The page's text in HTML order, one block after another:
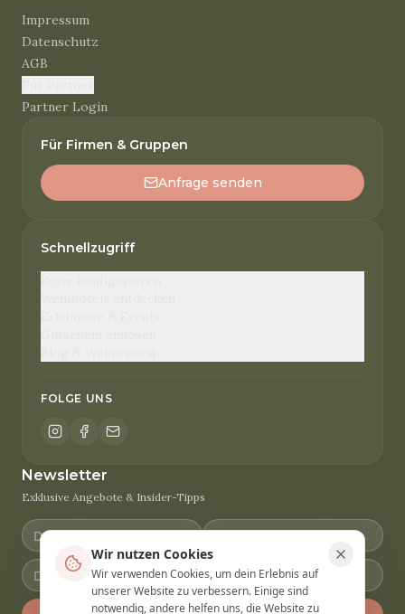
Impressum
Datenschutz
AGB
Partner Login
Für Firmen & Gruppen
Anfrage senden
Schnellzugriff
FOLGE UNS
Newsletter
Exklusive Angebote & Insider-Tipps
Wir nutzen Cookies
Wir verwenden Cookies, um dein Erlebnis auf
unserer Website zu verbessern. Einige sind
notwendig, andere helfen uns, die Website zu